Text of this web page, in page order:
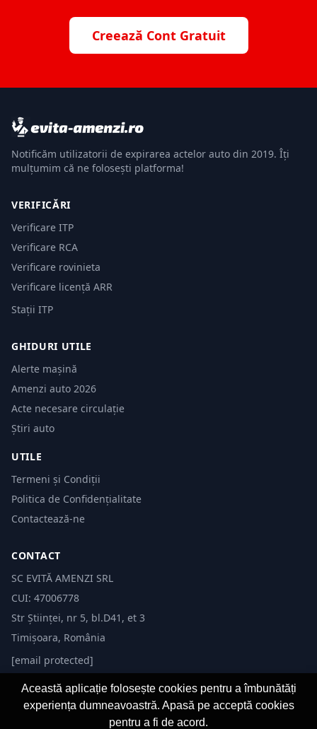
Creează Cont Gratuit
Notificăm utilizatorii de expirarea actelor auto din 2019. Îți
mulțumim că ne folosești platforma!
VERIFICĂRI
Verificare ITP
Verificare RCA
Verificare rovinieta
Verificare licență ARR
Stații ITP
GHIDURI UTILE
Alerte mașină
Amenzi auto 2026
Acte necesare circulație
Știri auto
UTILE
Termeni și Condiții
Politica de Confidențialitate
Contactează-ne
CONTACT
SC EVITĂ AMENZI SRL
CUI: 47006778
Str Științei, nr 5, bl.D41, et 3
Timișoara, România
[email protected]
Această aplicație folosește cookies pentru a îmbunătăți
experiența dumneavoastră. Apasă pe acceptă cookies
pentru a fi de acord.